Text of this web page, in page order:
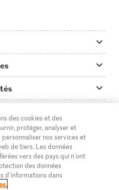
des cookies et des
protéger, analyser et
nos services et
de tiers. Les données
vers des pays qui n'ont
des données
d'informations dans